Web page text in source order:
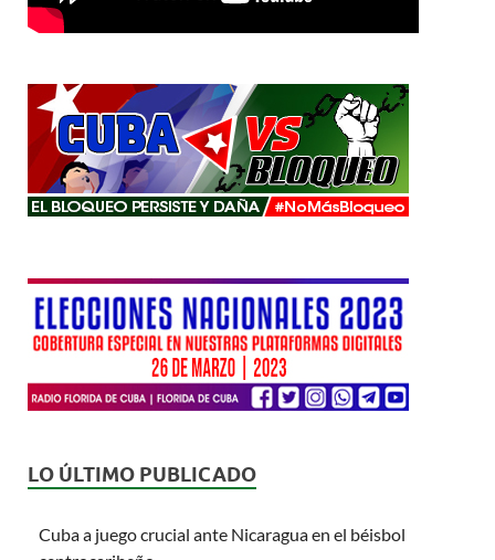
LO ÚLTIMO PUBLICADO
Cuba a juego crucial ante Nicaragua en el béisbol